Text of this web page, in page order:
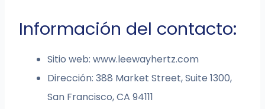
Información del contacto:
Sitio web: www.leewayhertz.com
Dirección: 388 Market Street, Suite 1300,
San Francisco, CA 94111